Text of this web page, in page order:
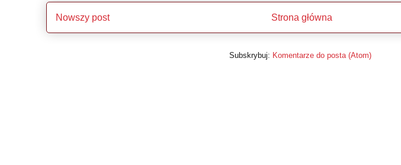
Nowszy post Strona główna
Subskrybuj: Komentarze do posta (Atom)